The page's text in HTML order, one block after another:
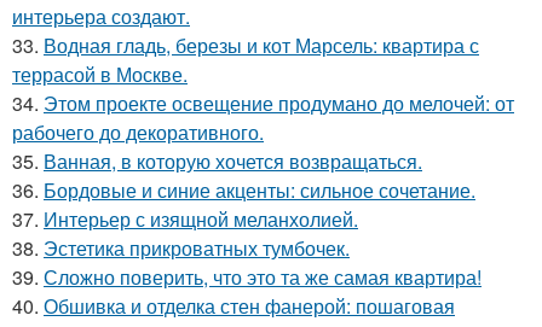
интерьера создают.
33. Водная гладь, березы и кот Марсель: квартира с
террасой в Москве.
34. Этом проекте освещение продумано до мелочей: от
рабочего до декоративного.
35. Ванная, в которую хочется возвращаться.
36. Бордовые и синие акценты: сильное сочетание.
37. Интерьер с изящной меланхолией.
38. Эстетика прикроватных тумбочек.
39. Сложно поверить, что это та же самая квартира!
40. Обшивка и отделка стен фанерой: пошаговая